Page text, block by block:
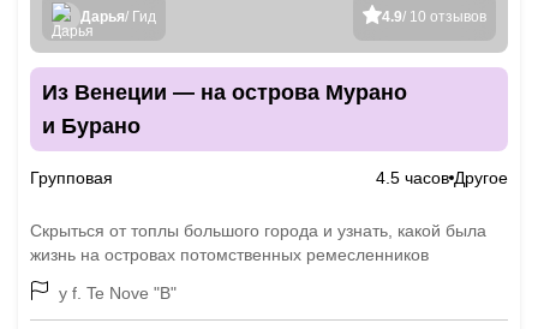
4.9/ 10 отзывов
Дарья/ Гид
Из Венеции — на острова Мурано
и Бурано
Групповая 4.5 часов Другое
Скрыться от топлы большого города и узнать, какой была
жизнь на островах потомственных ремесленников
у f. Te Nove "B"